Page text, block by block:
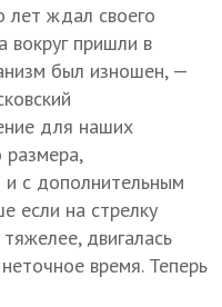
лет ждал своего
пришли в
был изношен, —
для наших
с дополнительным
если на стрелку
двигалась
время. Теперь